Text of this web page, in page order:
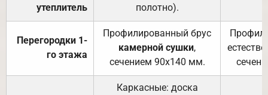
утеплитель
полотно).
Перегородки 1-
го этажа
Профилированный брус
камерной сушки,
сечением 90х140 мм.
Каркасные: доска